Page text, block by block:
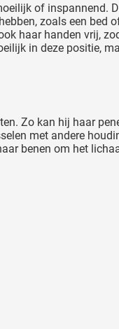
of inspannend.
zoals een bed
haar handen vrij,
in deze positie,
Zo kan hij haar
met andere
benen om het